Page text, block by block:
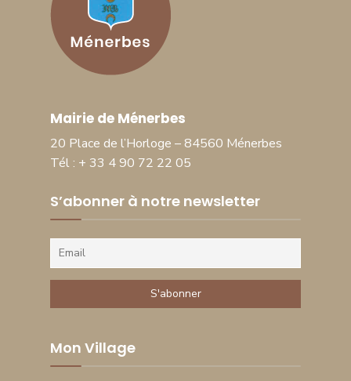
Mairie de Ménerbes
20 Place de l’Horloge – 84560 Ménerbes
Tél : + 33 4 90 72 22 05
S’abonner à notre newsletter
Mon Village